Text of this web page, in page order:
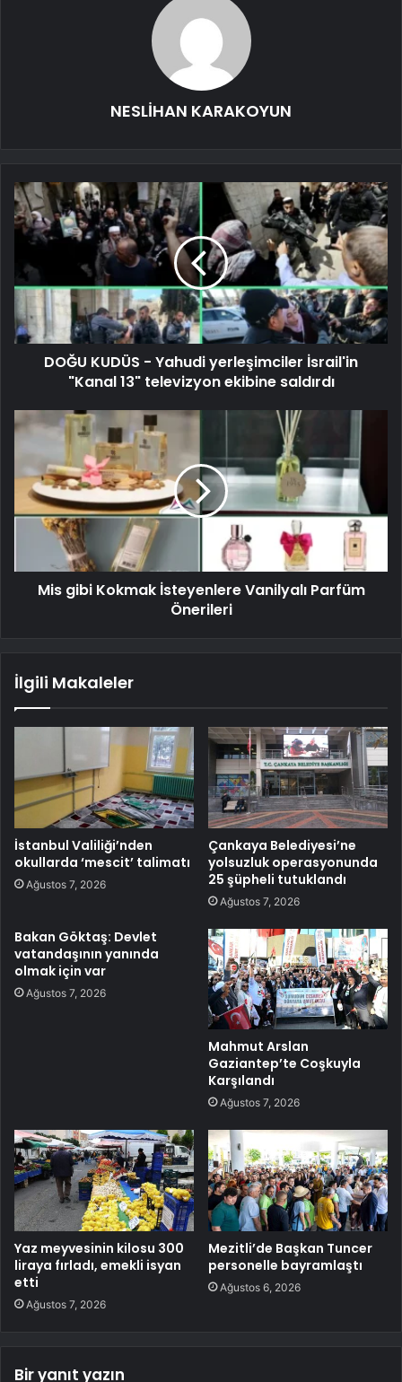
NESLİHAN KARAKOYUN
DOĞU KUDÜS - Yahudi yerleşimciler İsrail'in
"Kanal 13" televizyon ekibine saldırdı
Mis gibi Kokmak İsteyenlere Vanilyalı Parfüm
Önerileri
İlgili Makaleler
İstanbul Valiliği’nden
okullarda ‘mescit’ talimatı
Ağustos 7, 2026
Çankaya Belediyesi’ne
yolsuzluk operasyonunda
25 şüpheli tutuklandı
Ağustos 7, 2026
Bakan Göktaş: Devlet
vatandaşının yanında
olmak için var
Ağustos 7, 2026
Mahmut Arslan
Gaziantep’te Coşkuyla
Karşılandı
Ağustos 7, 2026
Yaz meyvesinin kilosu 300
liraya fırladı, emekli isyan
etti
Ağustos 7, 2026
Mezitli’de Başkan Tuncer
personelle bayramlaştı
Ağustos 6, 2026
Bir yanıt yazın